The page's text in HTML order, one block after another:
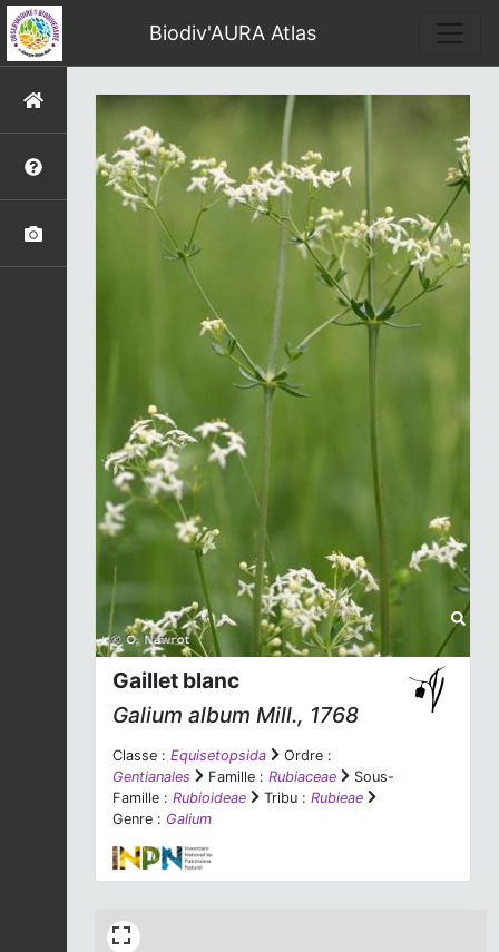
Biodiv'AURA Atlas
Gaillet blanc
Galium album Mill., 1768
Classe : Equisetopsida
Ordre :
Gentianales
Famille : Rubiaceae
Sous-
Famille : Rubioideae Tribu : Rubieae
Genre : Galium